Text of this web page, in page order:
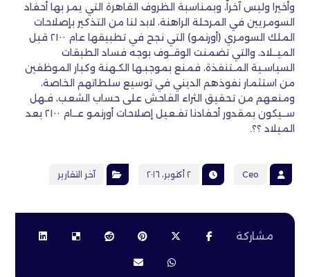
وأخيرا وليس آخراً، وبمناسبة الظروف القاهرة التي يمر بها أحفاد
السومريين في المرحلة الراهنة، لابد لنا من التذكير بإصلاحات
الملك السومري (أورنمو) التي نجح في تطبيقها عام ٢١٠٠ قبل
الميــلاد، والتي تضمنت الوقــوف بوجه فساد الطبقات
السياسـية المـتنفذة، فمنع بموجبـها الكـهنة وكبار الموظفين
من استثمار نفوذهم الديني في توسيع سلطاتهم الخاصة،
ومنعهم من تحقيق الثراء الفاحش على حساب الشعب، فـهل
ســيكون بمقدور أحفادنا تفـعيل إصلاحات أورنمو عــام ٢١٠٠ بعد
الميلاد ؟؟.
Ceo ٢ أكتوبر، ٢٠١٦ آخر التقارير